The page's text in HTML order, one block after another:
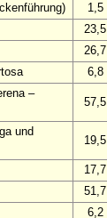
1,5
23,5
26,7
6,8
–
57,5
und
19,5
17,7
51,7
6,2